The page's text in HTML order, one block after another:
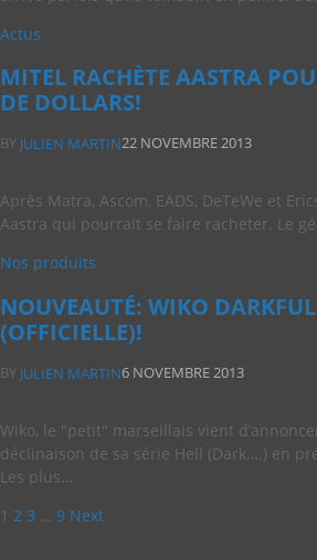
Actus
MITEL RACHÈTE AASTRA
DE DOLLARS!
BY JULIEN MARTIN22 NOVEMBRE 2013
Après Matra, Ascom, EADS, DeTeWe et
Aastra qui pourrait se faire racheter. Le
Nos produits
NOUVEAUTÉ: WIKO
(OFFICIELLE)!
BY JULIEN MARTIN6 NOVEMBRE 2013
Wiko, le "petit" marseillais vient
déclinaison de sa série Hell (Dark….) en
Les plus…
1 2 3 … 9 Next